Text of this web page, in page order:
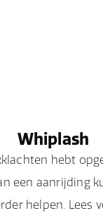
Whiplash
hebt
een aanrijding
helpen. Lees